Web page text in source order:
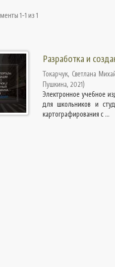
1-1 из 1
Разработка и
Токарчук, Светлана
Пушкина, 2021)
Электронное учебное
для школьников и
картографирования с ...